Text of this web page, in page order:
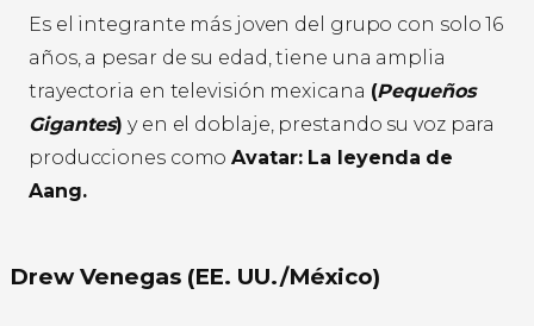
Es el integrante más joven del grupo con solo 16
años, a pesar de su edad, tiene una amplia
trayectoria en televisión mexicana (Pequeños
Gigantes) y en el doblaje, prestando su voz para
producciones comoAvatar: La leyenda de
Aang.
Drew Venegas (EE. UU./México)